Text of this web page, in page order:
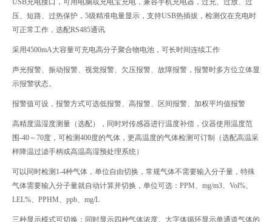
压、 短路、过热保护， 5级精准电量显示，支持USB热插拔，检测仪在充电时
可正常工作，选配RS485通讯
采用4500mA大容量可充电高分子聚合物电池，可长时间连续工作
声光报警、振动报警、视觉报警、欠压报警、故障报警，报警时多方位立体显
示报警状态。
报警值可设，报警方式可选低报警、高报警、区间报警、加权平均值报警
高精度温湿度测量（选配），同时对传感器进行温度补偿，仪器使用温度范
围-40～70度， 可检测400度的气体，更高温度的气体检测可订制（选配高温采
样降温过滤手柄或高温高湿预处理系统）
可以同时检测1-4种气体，单位自由切换，常规气体不需要输入分子量，特殊
气体需要输入分子量就自动计算并切换，单位可选： PPM mg/m3 Vol%
LEL%
PPHM ppb mg/L
三种显示模式可切换：同时显示四种气体浓度、大字体循环显示单通道气体的